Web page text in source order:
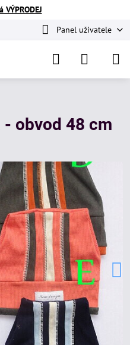
Panel uživatele
- obvod 48 cm